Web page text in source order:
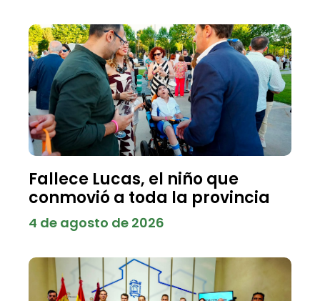
Fallece Lucas, el niño que
conmovió a toda la provincia
4 de agosto de 2026